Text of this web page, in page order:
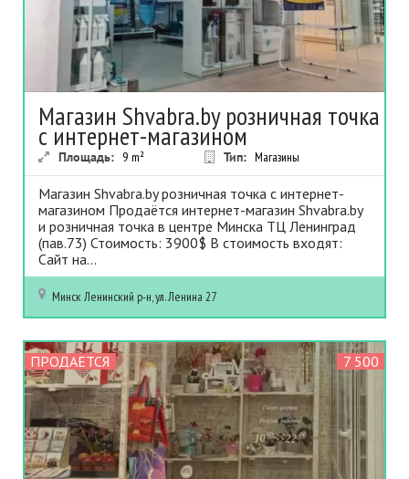
Магазин Shvabra.by розничная точка
с интернет-магазином
Площадь: 9 m² Тип: Магазины
Магазин Shvabra.by розничная точка с интернет-
магазином Продаётся интернет-магазин Shvabra.by
и розничная точка в центре Минска ТЦ Ленинград
(пав.73) Стоимость: 3900$ В стоимость входят:
Сайт на...
МинскЛенинский р-н, ул. Ленина 27
ПРОДАЕТСЯ 7 500